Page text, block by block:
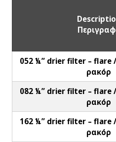
052 ¼” drier filter – flare
ρακόρ
082 ¼” drier filter – flare
ρακόρ
162 ¼” drier filter – flare
ρακόρ